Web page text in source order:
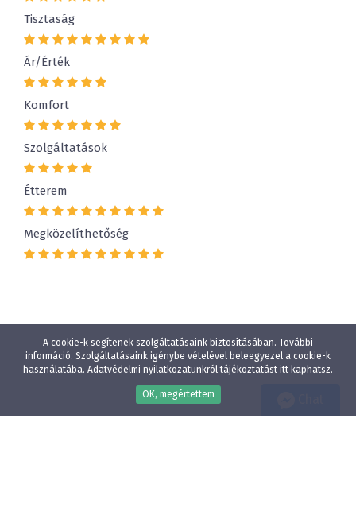
A cookie-k segítenek szolgáltatásaink biztosításában. További
információ. Szolgáltatásaink igénybe vételével beleegyezel a cookie-k
használatába. Adatvédelmi nyilatkozatunkróltájékoztatást itt kaphatsz.
OK, megértettem
Tisztaság
Ár/Érték
Komfort
Szolgáltatások
Étterem
Megközelíthetőség